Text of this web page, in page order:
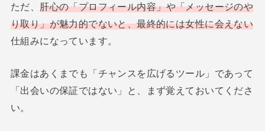
ただ、 肝心の「プロフィール内容」や「メッセージのや
り取り」が魅力的でないと、最終的には女性に会えない
仕組みになっています。
課金はあくまでも「チャンスを広げるツール」であって
「出会いの保証ではない」と、まず覚えておいてくださ
い。